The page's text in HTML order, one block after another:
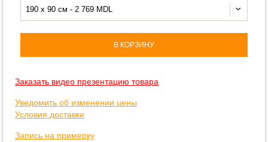
190 x 90 см - 2 769 MDL
В КОРЗИНУ
Заказать видео презентацию товара
Уведомить об изменении цены
Условия доставки
Запись на примерку